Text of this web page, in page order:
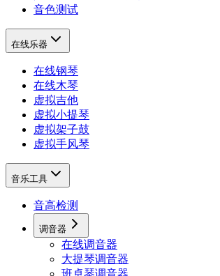
音色测试
在线乐器
在线钢琴
在线木琴
虚拟吉他
虚拟小提琴
虚拟架子鼓
虚拟手风琴
音乐工具
音高检测
调音器
在线调音器
大提琴调音器
班卓琴调音器